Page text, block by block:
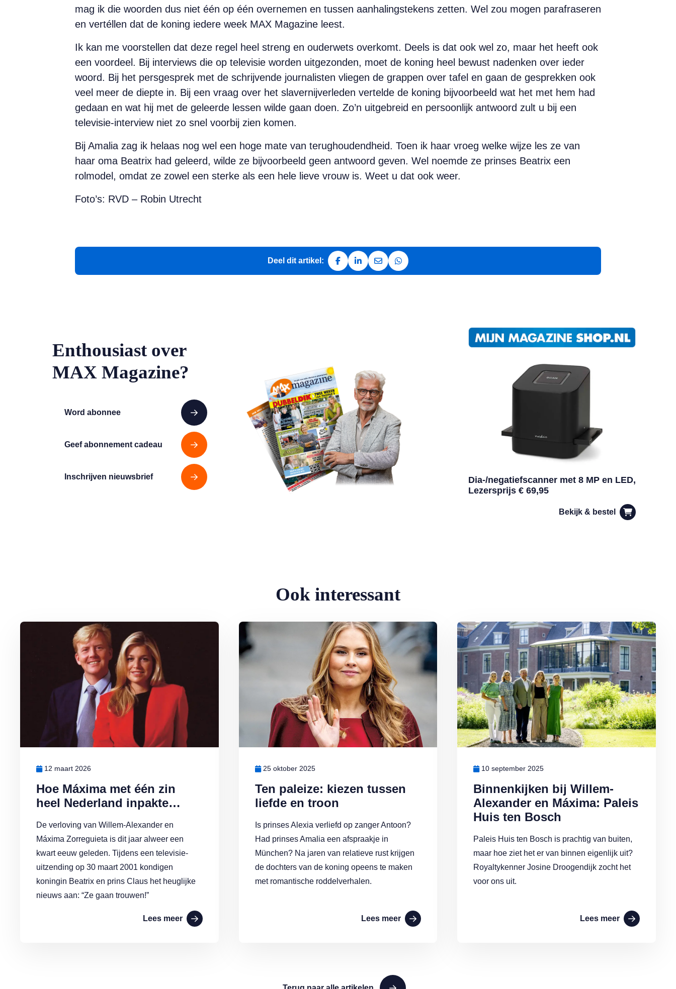
mag ik die woorden dus niet één op één overnemen en tussen aanhalingstekens zetten. Wel zou mogen parafraseren
en vertéllen dat de koning iedere week MAX Magazine leest.
Ik kan me voorstellen dat deze regel heel streng en ouderwets overkomt. Deels is dat ook wel zo, maar het heeft ook
een voordeel. Bij interviews die op televisie worden uitgezonden, moet de koning heel bewust nadenken over ieder
woord. Bij het persgesprek met de schrijvende journalisten vliegen de grappen over tafel en gaan de gesprekken ook
veel meer de diepte in. Bij een vraag over het slavernijverleden vertelde de koning bijvoorbeeld wat het met hem had
gedaan en wat hij met de geleerde lessen wilde gaan doen. Zo’n uitgebreid en persoonlijk antwoord zult u bij een
televisie-interview niet zo snel voorbij zien komen.
Bij Amalia zag ik helaas nog wel een hoge mate van terughoudendheid. Toen ik haar vroeg welke wijze les ze van
haar oma Beatrix had geleerd, wilde ze bijvoorbeeld geen antwoord geven. Wel noemde ze prinses Beatrix een
rolmodel, omdat ze zowel een sterke als een hele lieve vrouw is. Weet u dat ook weer.
Foto’s: RVD – Robin Utrecht
Deel dit artikel:
Deel op Facebook
Deel op LinkedIn
Deel via e-mail
Deel via WhatsApp
Enthousiast over
MAX Magazine?
Word abonnee
Geef abonnement cadeau
Inschrijven nieuwsbrief
Dia-/negatiefscanner met 8 MP en LED,
Lezersprijs € 69,95
Bekijk & bestel
Ook interessant
Hoe Máxima met één zin
heel Nederland inpakte…
12 maart 2026
De verloving van Willem-Alexander en
Máxima Zorreguieta is dit jaar alweer een
kwart eeuw geleden. Tijdens een televisie-
uitzending op 30 maart 2001 kondigen
koningin Beatrix en prins Claus het heuglijke
nieuws aan: “Ze gaan trouwen!”
Lees meer
Lees meer over Hoe Máxima met één zin heel Nederland inpakte…
Ten paleize: kiezen tussen
liefde en troon
25 oktober 2025
Is prinses Alexia verliefd op zanger Antoon?
Had prinses Amalia een afspraakje in
München? Na jaren van relatieve rust krijgen
de dochters van de koning opeens te maken
met romantische roddelverhalen.
Lees meer
Lees meer over Ten paleize: kiezen tussen liefde en troon
Binnenkijken bij Willem-
Alexander en Máxima: Paleis
Huis ten Bosch
10 september 2025
Paleis Huis ten Bosch is prachtig van buiten,
maar hoe ziet het er van binnen eigenlijk uit?
Royaltykenner Josine Droogendijk zocht het
voor ons uit.
Lees meer
Lees meer over Binnenkijken bij Willem-Alexander en Máxima: